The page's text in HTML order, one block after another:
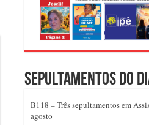
Sepultamentos do
B118 – Três sepultamentos em
agosto